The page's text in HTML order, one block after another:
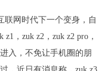
联网时代下一个变身，自
，zuk z2，zuk z2 pro，
入，不免让手机圈的朋